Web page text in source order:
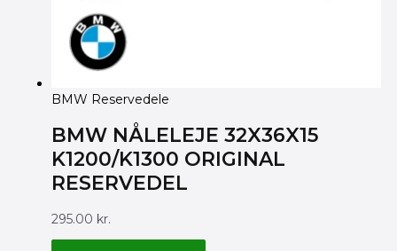
BMW Reservedele
BMW NÅLELEJE 32X36X15
K1200/K1300 ORIGINAL
RESERVEDEL
295.00 kr.
BMW ORIGINAL 21217680465